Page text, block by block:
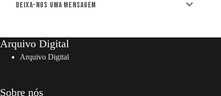
Deixa-nos uma mensagem
Arquivo Digital
Arquivo Digital
Sobre nós